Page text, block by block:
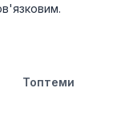
Топтеми